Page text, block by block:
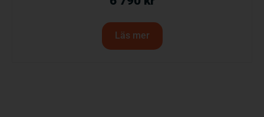
Läs mer